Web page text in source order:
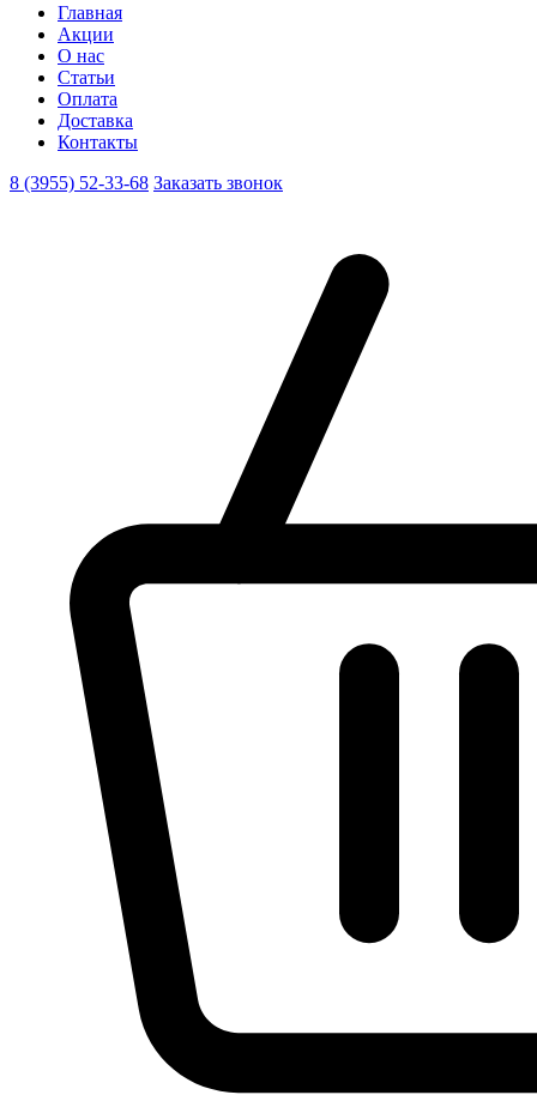
Главная
Акции
О нас
Статьи
Оплата
Доставка
Контакты
8 (3955) 52-33-68 Заказать звонок